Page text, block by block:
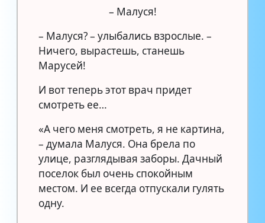
– Малуся!
– Малуся? – улыбались взрослые. –
Ничего, вырастешь, станешь
Марусей!
И вот теперь этот врач придет
смотреть ее…
«А чего меня смотреть, я не картина,
– думала Малуся. Она брела по
улице, разглядывая заборы. Дачный
поселок был очень спокойным
местом. И ее всегда отпускали гулять
одну.